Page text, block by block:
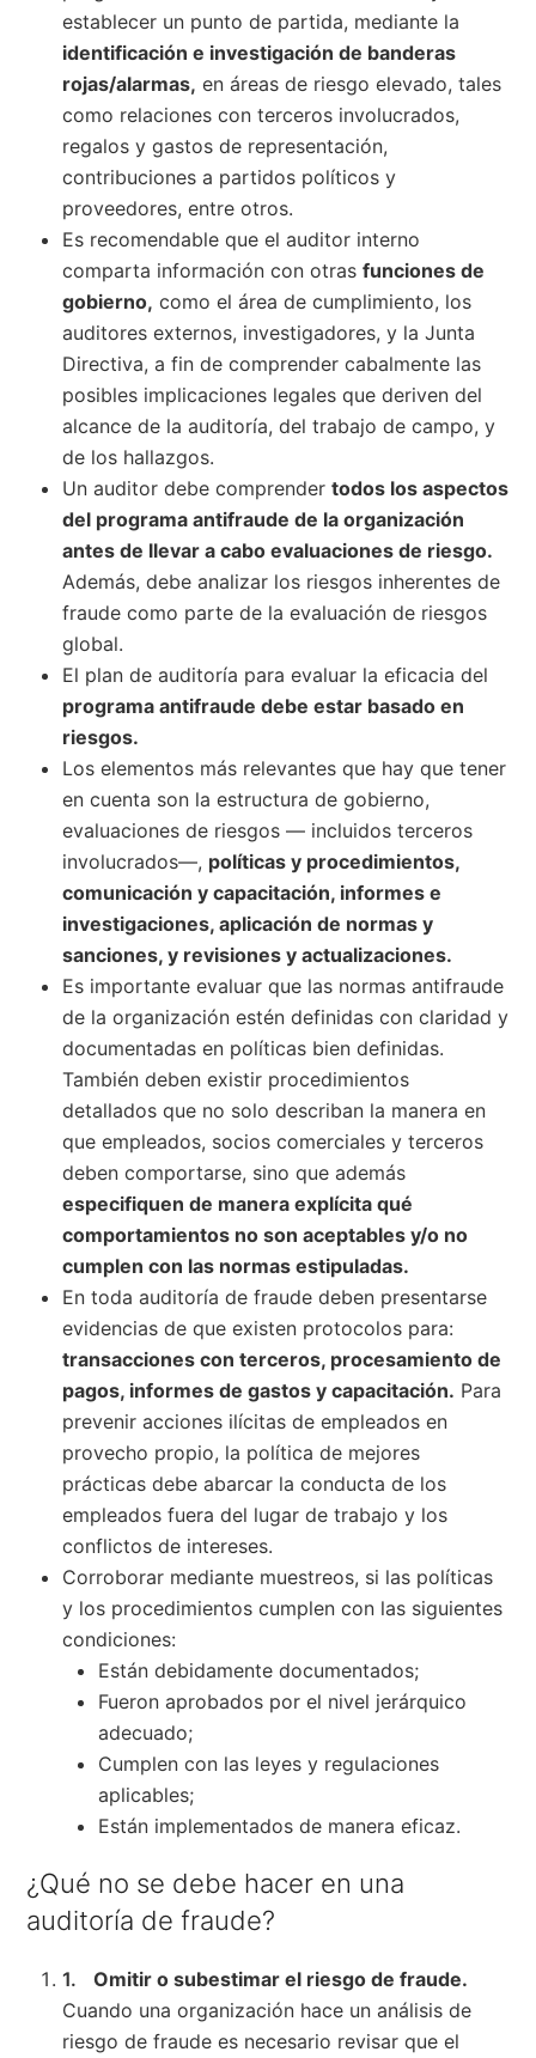
establecer un punto de partida, mediante la
identificación e investigación de banderas
rojas/alarmas, en áreas de riesgo elevado, tales
como relaciones con terceros involucrados,
regalos y gastos de representación,
contribuciones a partidos políticos y
proveedores, entre otros.
Es recomendable que el auditor interno
comparta información con otrasfunciones de
gobierno, como el área de cumplimiento, los
auditores externos, investigadores, y la Junta
Directiva, a fin de comprender cabalmente las
posibles implicaciones legales que deriven del
alcance de la auditoría, del trabajo de campo, y
de los hallazgos.
Un auditor debe comprendertodos los aspectos
del programa antifraude de la organización
antes de llevar a cabo evaluaciones de riesgo.
Además, debe analizar los riesgos inherentes de
fraude como parte de la evaluación de riesgos
global.
El plan de auditoría para evaluar la eficacia del
programa antifraude debe estar basado en
riesgos.
Los elementos más relevantes que hay que tener
en cuenta son la estructura de gobierno,
evaluaciones de riesgos — incluidos terceros
involucrados—, políticas y procedimientos,
comunicación y capacitación, informes e
investigaciones, aplicación de normas y
sanciones, y revisiones y actualizaciones.
Es importante evaluar que las normas antifraude
de la organización estén definidas con claridad y
documentadas en políticas bien definidas.
También deben existir procedimientos
detallados que no solo describan la manera en
que empleados, socios comerciales y terceros
deben comportarse, sino que además
especifiquen de manera explícita qué
comportamientos no son aceptables y/o no
cumplen con las normas estipuladas.
En toda auditoría de fraude deben presentarse
evidencias de que existen protocolos para:
transacciones con terceros, procesamiento de
pagos, informes de gastos y capacitación. Para
prevenir acciones ilícitas de empleados en
provecho propio, la política de mejores
prácticas debe abarcar la conducta de los
empleados fuera del lugar de trabajo y los
conflictos de intereses.
Corroborar mediante muestreos, si las políticas
y los procedimientos cumplen con las siguientes
condiciones:
Están debidamente documentados;
Fueron aprobados por el nivel jerárquico
adecuado;
Cumplen con las leyes y regulaciones
aplicables;
Están implementados de manera eficaz.
¿Qué no se debe hacer en una
auditoría de fraude?
Omitir o subestimar el riesgo de fraude.
Cuando una organización hace un análisis de
riesgo de fraude es necesario revisar que el